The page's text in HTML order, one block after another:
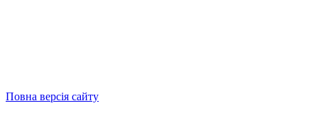
Повна версія сайту